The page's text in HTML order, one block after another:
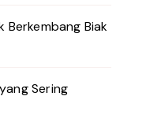
Berkembang Biak
Sering